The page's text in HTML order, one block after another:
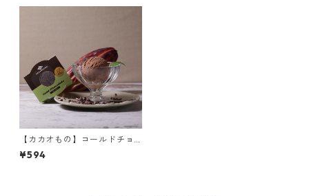
【カカオもの】コールドチョ
コレート ペルービター65% オ
リジナルアイスクリーム まる
¥594